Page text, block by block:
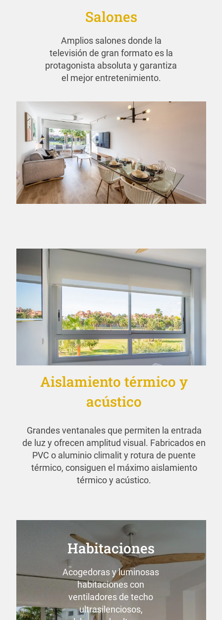
Salones
Amplios salones donde la
televisión de gran formato es la
protagonista absoluta y garantiza
el mejor entretenimiento.
Aislamiento térmico y
acústico
Grandes ventanales que permiten la entrada
de luz y ofrecen amplitud visual. Fabricados en
PVC o aluminio climalit y rotura de puente
térmico, consiguen el máximo aislamiento
térmico y acústico.
Habitaciones
Acogedoras y luminosas
habitaciones con
ventiladores de techo
ultrasilenciosos,